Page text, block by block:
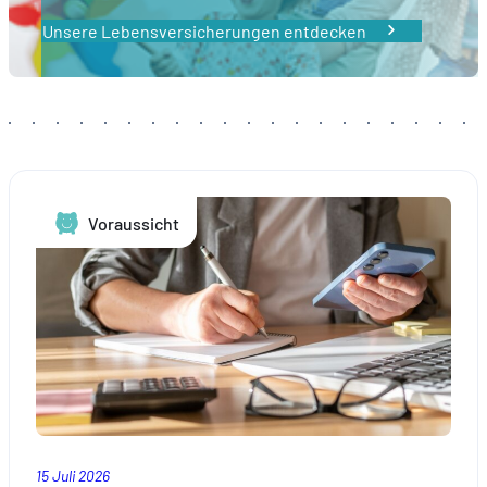
Unsere Lebensversicherungen entdecken
Voraussicht
15 Juli 2026